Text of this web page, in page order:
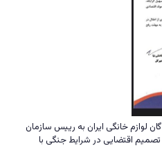
لوازم خانگی ایران به رییس سازمان
اقتضایی در شرایط جنگی با